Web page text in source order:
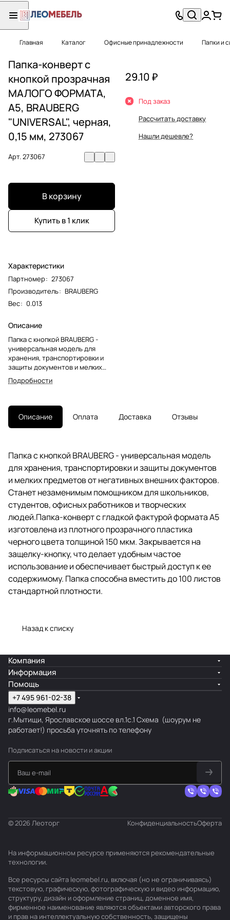
Главная Каталог Офисные принадлежности Папки и
Папка-конверт с
кнопкой прозрачная
МАЛОГО ФОРМАТА,
А5, BRAUBERG
"UNIVERSAL", черная,
0,15 мм, 273067
Арт.273067
В корзину
Купить в 1 клик
Характеристики
Партномер: 273067
Производитель: BRAUBERG
Вес: 0.013
Описание
Папка с кнопкой BRAUBERG -
универсальная модель для
хранения, транспортировки и
защиты документов и мелких
предметов от негативных
внешних факторов. Станет
школьников, студентов, офисных
работников и творческих
людей.Папка-конверт с гладкой
прозрачного пластика черного
цвета толщиной 150 мкм.
Закрывается на защелку-кнопку,
что делает удобным частое
использование и обеспечивает
быстрый доступ к ее
содержимому. Папка способна
вместить до 100 листов
стандартной плотности.
Подробности
29.10 ₽
Под заказ
Рассчитать доставку
Нашли дешевле?
Описание Оплата Доставка Отзывы
Папка с кнопкой BRAUBERG - универсальная модель
для хранения, транспортировки и защиты документов
и мелких предметов от негативных внешних факторов.
Станет незаменимым помощником для школьников,
студентов, офисных работников и творческих
людей.Папка-конверт с гладкой фактурой формата А5
изготовлена из плотного прозрачного пластика
черного цвета толщиной 150 мкм. Закрывается на
защелку-кнопку, что делает удобным частое
использование и обеспечивает быстрый доступ к ее
содержимому. Папка способна вместить до 100 листов
стандартной плотности.
Назад к списку
Компания
Информация
Помощь
+7 495 961-02-38
info@leomebel.ru
г.Мытищи, Ярославское шоссе вл.1с.1 Схема (шоурум не
работает!) просьба уточнять по телефону
Подписаться на новости и акции
© 2026 Леоторг КонфиденциальностьОферта
На информационном ресурсе применяются рекомендательные
технологии.
Все ресурсы сайта leomebel.ru, включая (но не ограничиваясь)
текстовую, графическую, фотографическую и видео информацию,
структуру, дизайн и оформление страниц, доменное имя,
фирменное наименование являются объектами авторского права
и прав на интеллектуальную собственность, защищены